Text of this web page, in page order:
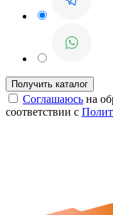
Соглашаюсь на
соответствии с